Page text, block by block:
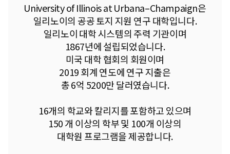
University of Illinois at Urbana–Champaign은
일리노이의 공공 토지 지원 연구 대학입니다.
일리노이 대학 시스템의 주력 기관이며
1867년에 설립되었습니다.
미국 대학 협회의 회원이며
2019 회계 연도에 연구 지출은
총 6억 5200만 달러였습니다.
16개의 학교와 칼리지를 포함하고 있으며
150 개 이상의 학부 및 100개 이상의
대학원 프로그램을 제공합니다.